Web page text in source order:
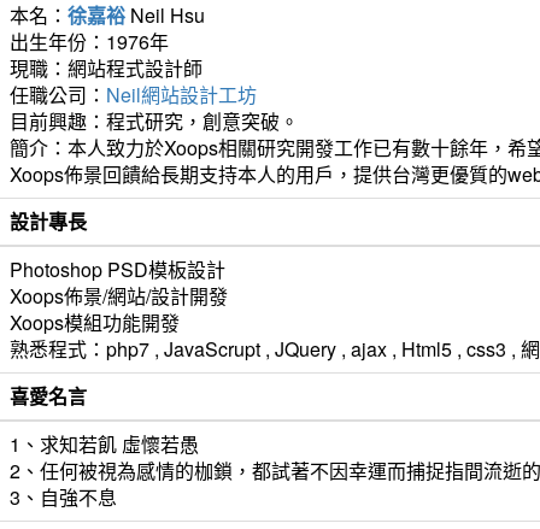
本名： 徐嘉裕 Neil Hsu
出生年份：1976年
現職：網站程式設計師
任職公司： Neil網站設計工坊
目前興趣：程式研究，創意突破。
簡介：本人致力於Xoops相關研究開發工作已有數十餘年，
Xoops佈景回饋給長期支持本人的用戶，提供台灣更優質的
設計專長
Photoshop PSD模板設計
Xoops佈景/網站/設計開發
Xoops模組功能開發
熟悉程式：php7 , JavaScrupt , JQuery , ajax , Html5 , css3 ,
喜愛名言
1、求知若飢 虛懷若愚
2、任何被視為感情的枷鎖，都試著不因幸運而捕捉指間流逝
3、自強不息